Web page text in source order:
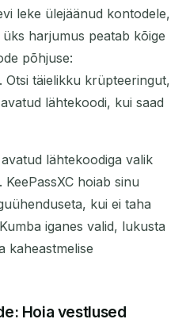
leke ülejäänud kontodele,
harjumus peatab kõige
põhjuse:
täielikku krüpteeringut,
lähtekoodi, kui saad
lähtekoodiga valik
hoiab sinu
kui ei taha
iganes valid, lukusta
kaheastmelise
Hoia vestlused